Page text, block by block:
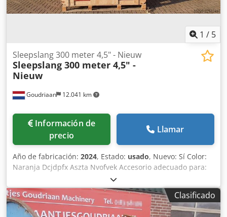
1 / 5
Goudriaan 12.041 km
Sleepslang 300 meter 4,5" - Nieuw
Sleepslang 300 meter 4,5" -
Nieuw
Información de
precio
Llamar
Año de fabricación: 2024, Estado: usado, Nuevo: Sí Color:
Naranja Dcjdpfx Aszta Nvofvek Accesorio adecuado para:
Clasificado